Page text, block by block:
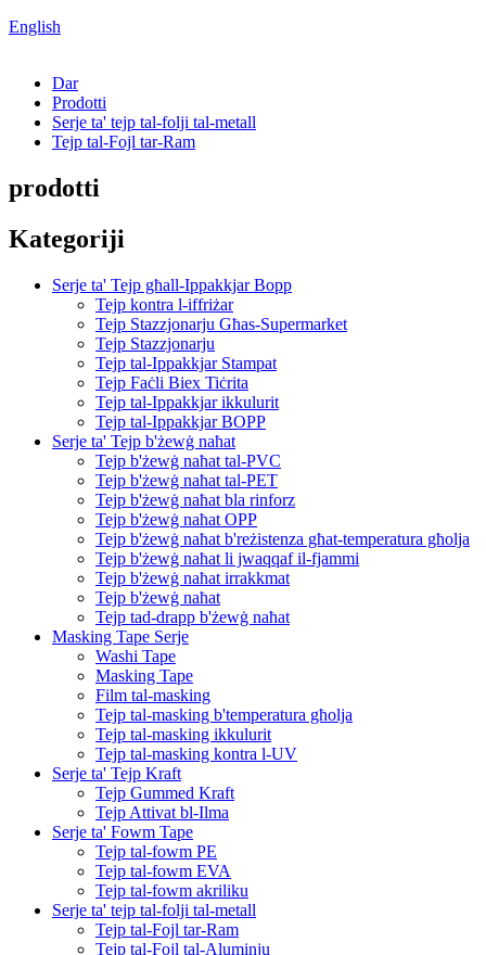
English
Dar
Prodotti
Serje ta' tejp tal-folji tal-metall
Tejp tal-Fojl tar-Ram
prodotti
Kategoriji
Serje ta' Tejp għall-Ippakkjar Bopp
Tejp kontra l-iffriżar
Tejp Stazzjonarju Għas-Supermarket
Tejp Stazzjonarju
Tejp tal-Ippakkjar Stampat
Tejp Faċli Biex Tiċrita
Tejp tal-Ippakkjar ikkulurit
Tejp tal-Ippakkjar BOPP
Serje ta' Tejp b'żewġ naħat
Tejp b'żewġ naħat tal-PVC
Tejp b'żewġ naħat tal-PET
Tejp b'żewġ naħat bla rinforz
Tejp b'żewġ naħat OPP
Tejp b'żewġ naħat b'reżistenza għat-temperatura għolja
Tejp b'żewġ naħat li jwaqqaf il-fjammi
Tejp b'żewġ naħat irrakkmat
Tejp b'żewġ naħat
Tejp tad-drapp b'żewġ naħat
Masking Tape Serje
Washi Tape
Masking Tape
Film tal-masking
Tejp tal-masking b'temperatura għolja
Tejp tal-masking ikkulurit
Tejp tal-masking kontra l-UV
Serje ta' Tejp Kraft
Tejp Gummed Kraft
Tejp Attivat bl-Ilma
Serje ta' Fowm Tape
Tejp tal-fowm PE
Tejp tal-fowm EVA
Tejp tal-fowm akriliku
Serje ta' tejp tal-folji tal-metall
Tejp tal-Fojl tar-Ram
Tejp tal-Fojl tal-Aluminju